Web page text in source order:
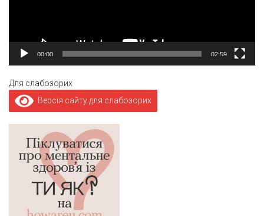
00:00 02:59
Для слабозорих
Версія сайту для слабозорих